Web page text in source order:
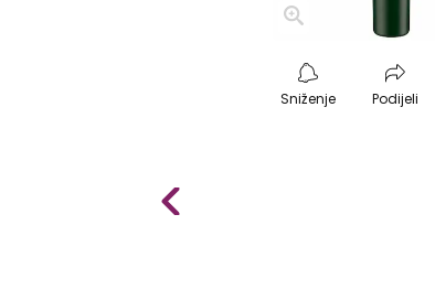
Sniženje Podijeli